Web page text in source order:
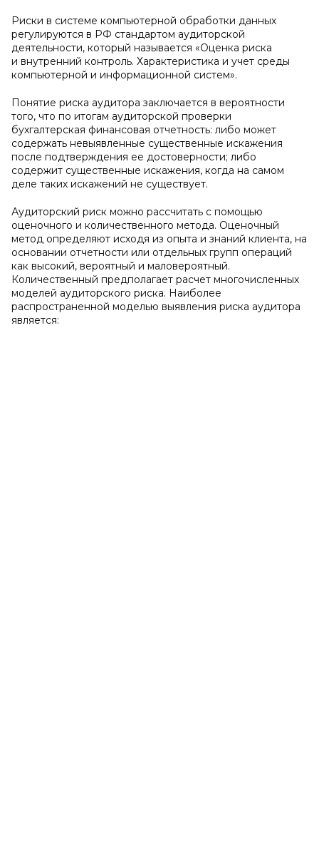
Риски в системе компьютерной обработки данных
регулируются в РФ стандартом аудиторской
деятельности, который называется «Оценка риска
и внутренний контроль. Характеристика и учет среды
компьютерной и информационной систем».
Понятие риска аудитора заключается в вероятности
того, что по итогам аудиторской проверки
бухгалтерская финансовая отчетность: либо может
содержать невыявленные существенные искажения
после подтверждения ее достоверности; либо
содержит существенные искажения, когда на самом
деле таких искажений не существует.
Аудиторский риск можно рассчитать с помощью
оценочного и количественного метода. Оценочный
метод определяют исходя из опыта и знаний клиента, на
основании отчетности или отдельных групп операций
как высокий, вероятный и маловероятный.
Количественный предполагает расчет многочисленных
моделей аудиторского риска. Наиболее
распространенной моделью выявления риска аудитора
является: